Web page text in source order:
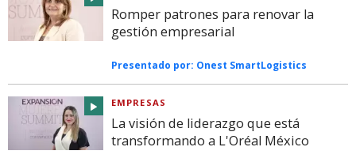
Romper patrones para renovar la
gestión empresarial
Presentado por: Onest SmartLogistics
EMPRESAS
La visión de liderazgo que está
transformando a L'Oréal México